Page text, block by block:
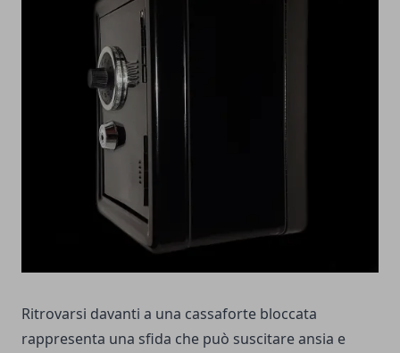
Ritrovarsi davanti a una cassaforte bloccata
rappresenta una sfida che può suscitare ansia e